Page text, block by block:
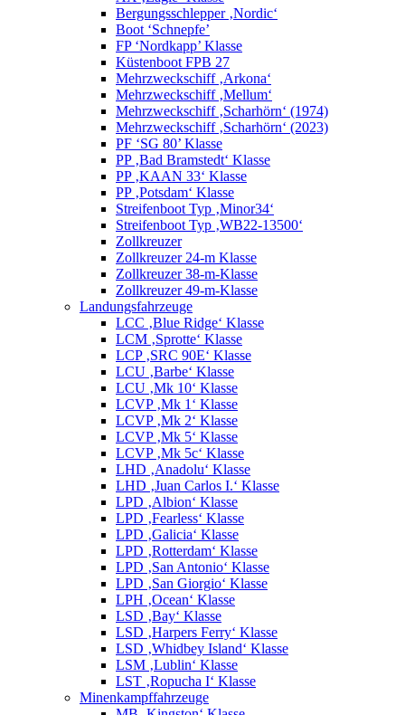
Bergungsschlepper ‚Nordic‘
Boot ‘Schnepfe’
FP ‘Nordkapp’ Klasse
Küstenboot FPB 27
Mehrzweckschiff ‚Arkona‘
Mehrzweckschiff ‚Mellum‘
Mehrzweckschiff ‚Scharhörn‘ (1974)
Mehrzweckschiff ‚Scharhörn‘ (2023)
PF ‘SG 80’ Klasse
PP ‚Bad Bramstedt‘ Klasse
PP ‚KAAN 33‘ Klasse
PP ‚Potsdam‘ Klasse
Streifenboot Typ ‚Minor34‘
Streifenboot Typ ‚WB22-13500‘
Zollkreuzer
Zollkreuzer 24-m Klasse
Zollkreuzer 38-m-Klasse
Zollkreuzer 49-m-Klasse
Landungsfahrzeuge
LCC ‚Blue Ridge‘ Klasse
LCM ‚Sprotte‘ Klasse
LCP ‚SRC 90E‘ Klasse
LCU ‚Barbe‘ Klasse
LCU ‚Mk 10‘ Klasse
LCVP ‚Mk 1‘ Klasse
LCVP ‚Mk 2‘ Klasse
LCVP ‚Mk 5‘ Klasse
LCVP ‚Mk 5c‘ Klasse
LHD ‚Anadolu‘ Klasse
LHD ‚Juan Carlos I.‘ Klasse
LPD ‚Albion‘ Klasse
LPD ‚Fearless‘ Klasse
LPD ‚Galicia‘ Klasse
LPD ‚Rotterdam‘ Klasse
LPD ‚San Antonio‘ Klasse
LPD ‚San Giorgio‘ Klasse
LPH ‚Ocean‘ Klasse
LSD ‚Bay‘ Klasse
LSD ‚Harpers Ferry‘ Klasse
LSD ‚Whidbey Island‘ Klasse
LSM ‚Lublin‘ Klasse
LST ‚Ropucha I‘ Klasse
Minenkampffahrzeuge